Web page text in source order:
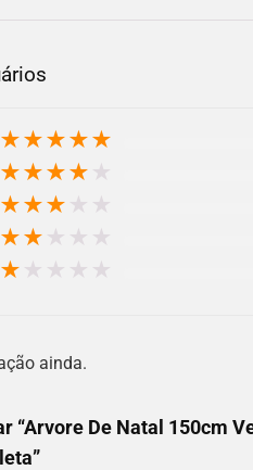
★★★★★
★★★★ ★
★★★ ★ ★
★★ ★ ★ ★
★ ★ ★ ★ ★
ainda.
“Arvore De Natal 150cm